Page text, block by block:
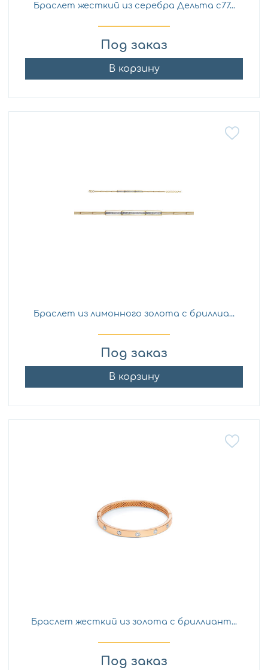
Браслет жесткий из серебра Дельта с77...
Под заказ
В корзину
Браслет из лимонного золота с бриллиа...
Под заказ
В корзину
Браслет жесткий из золота с бриллиант...
Под заказ